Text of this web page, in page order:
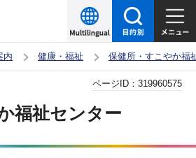
内 健康・福祉 保健所・すこやか福
福祉センター
ページID： 319960575